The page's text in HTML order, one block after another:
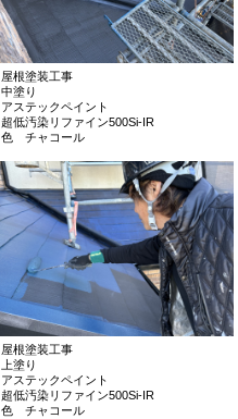
屋根塗装工事
中塗り
アステックペイント
超低汚染リファイン500Si-IR
色 チャコール
屋根塗装工事
上塗り
アステックペイント
超低汚染リファイン500Si-IR
色 チャコール